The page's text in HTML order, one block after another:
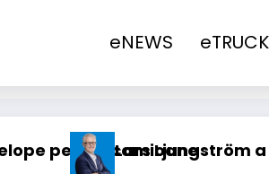
eNEWS eTRUCK
Ljungström a fost numit